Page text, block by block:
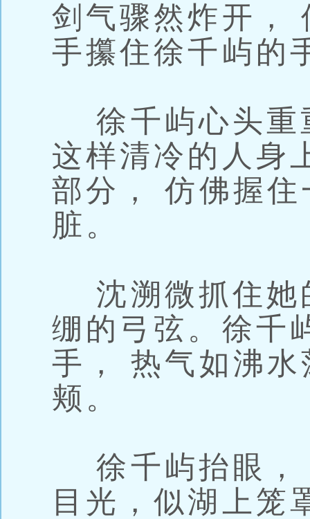
剑气骤然炸开，
手攥住徐千屿的
徐千屿心头重
这样清冷的人身
部分， 仿佛握
脏。
沈溯微抓住她
绷的弓弦。徐千
手， 热气如沸
颊。
徐千屿抬眼，
目光，似湖上笼